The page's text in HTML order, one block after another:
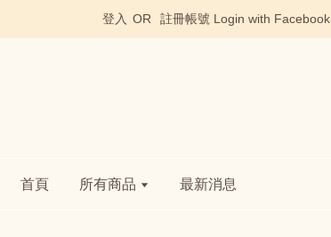
登入 OR 註冊帳號 Login with Facebook
首頁 所有商品 最新消息